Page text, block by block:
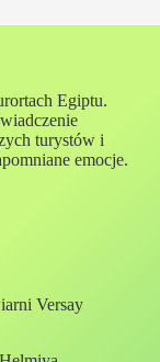
Egiptu.
turystów i
emocje.
Versay